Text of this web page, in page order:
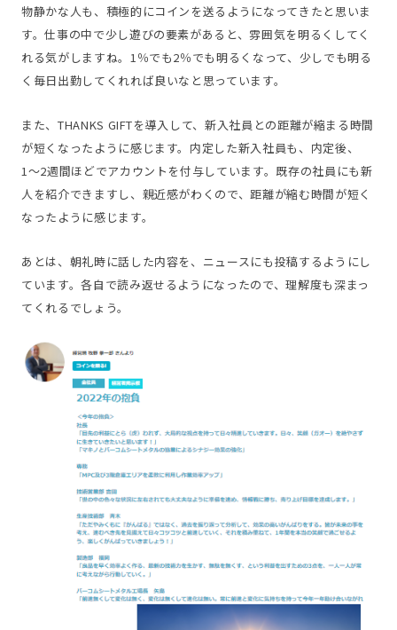
物静かな人も、積極的にコインを送るようになってきたと思いま
す。仕事の中で少し遊びの要素があると、雰囲気を明るくしてく
れる気がしますね。1％でも2％でも明るくなって、少しでも明る
く毎日出勤してくれれば良いなと思っています。
また、THANKS GIFTを導入して、新入社員との距離が縮まる時間
が短くなったように感じます。内定した新入社員も、内定後、
1〜2週間ほどでアカウントを付与しています。既存の社員にも新
人を紹介できますし、親近感がわくので、距離が縮む時間が短く
なったように感じます。
あとは、朝礼時に話した内容を、ニュースにも投稿するようにし
ています。各自で読み返せるようになったので、理解度も深まっ
てくれるでしょう。